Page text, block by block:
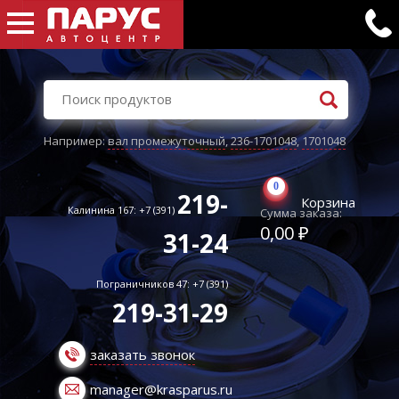
Например:вал промежуточный,236-1701048,1701048
Калинина 167: +7 (391) 219-
31-24
Пограничников 47: +7 (391)
219-31-29
заказать звонок
manager@krasparus.ru
0
Корзина
Сумма заказа:
0,00 ₽